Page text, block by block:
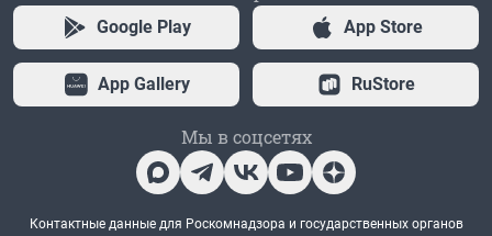
Google Play App Store
App Gallery RuStore
Мы в соцсетях
Контактные данные для Роскомнадзора и государственных органов